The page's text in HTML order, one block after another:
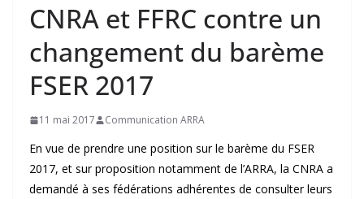
CNRA et FFRC contre un
changement du barème
FSER 2017
11 mai 2017 Communication ARRA
En vue de prendre une position sur le barème du FSER
2017, et sur proposition notamment de l’ARRA, la CNRA a
demandé à ses fédérations adhérentes de consulter leurs